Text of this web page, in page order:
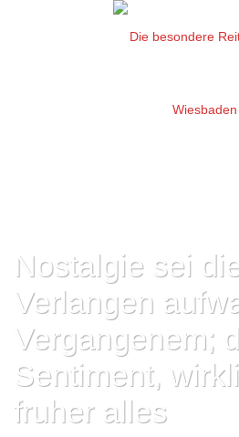
Nostalgie sei
Verlangen
Vergangenem;
Sentiment,
fruher alles